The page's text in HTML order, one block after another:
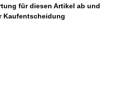
für diesen Artikel ab und
Kaufentscheidung